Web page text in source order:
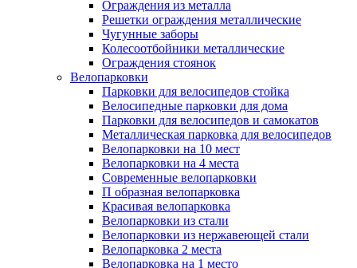
Ограждения из металла
Решетки ограждения металлические
Чугунные заборы
Колесоотбойники металлические
Ограждения стоянок
Велопарковки
Парковки для велосипедов стойка
Велосипедные парковки для дома
Парковки для велосипедов и самокатов
Металлическая парковка для велосипедов
Велопарковки на 10 мест
Велопарковки на 4 места
Современные велопарковки
П образная велопарковка
Красивая велопарковка
Велопарковки из стали
Велопарковки из нержавеющей стали
Велопарковка 2 места
Велопарковка на 1 место